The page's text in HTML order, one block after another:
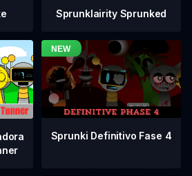
Sprunklairity Sprunked
Sprunki Definitivo Fase 4